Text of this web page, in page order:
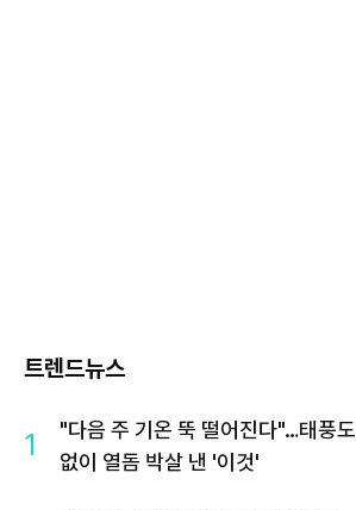
트렌드뉴스
1
"다음 주 기온 뚝 떨어진다"…태풍도
없이 열돔 박살 낸 '이것'